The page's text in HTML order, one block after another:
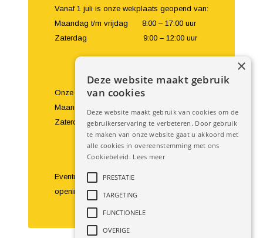
Vanaf 1 juli is onze wekplaats geopend van:
Maandag t/m vrijdag 8:00 – 17:00 uur
Zaterdag 9:00 – 12:00 uur
Onze showroom en balie zijn geopend van:
Maandag t/m vrijdag 8:00 – 18:00 uur
Zaterdag 9:00 – 16:00 uur
Eventuele bezoeken buiten de
openingstijden om zijn te bespreken.
Deze website maakt gebruik
van cookies
Deze website maakt gebruik van cookies om de
gebruikerservaring te verbeteren. Door gebruik
te maken van onze website gaat u akkoord met
alle cookies in overeenstemming met ons
Cookiebeleid. Lees meer
PRESTATIE
TARGETING
FUNCTIONELE
OVERIGE
×